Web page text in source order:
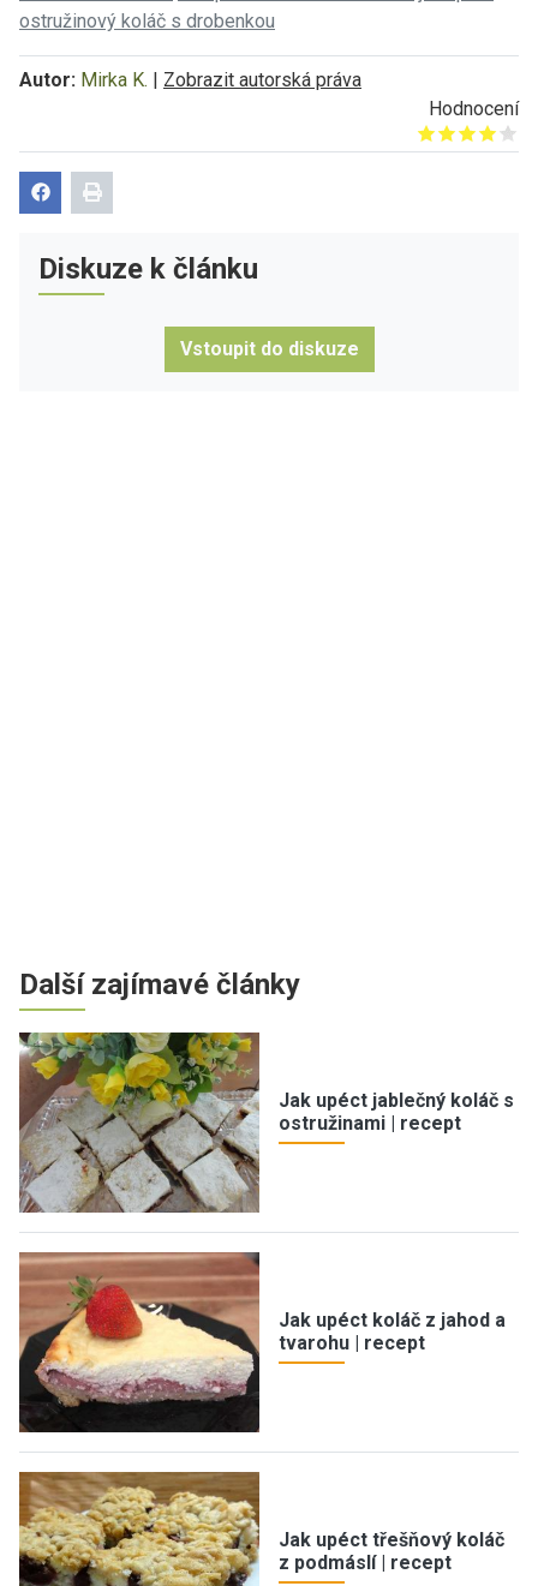
ostružinový koláč s drobenkou
Autor: Mirka K. | Zobrazit autorská práva
Hodnocení
Give it 1/5
Give it 2/5
Give it 3/5
Give it 4/5
Give it 5/5
Diskuze k článku
Vstoupit do diskuze
Další zajímavé články
Jak upéct jablečný koláč s
ostružinami | recept
Jak upéct koláč z jahod a
tvarohu | recept
Jak upéct třešňový koláč
z podmáslí | recept